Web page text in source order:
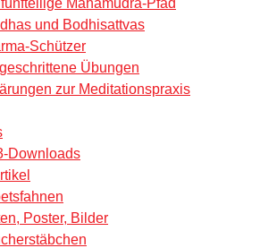
und Bodhisattvas
Schützer
Übungen
zur Meditationspraxis
Downloads
Poster, Bilder